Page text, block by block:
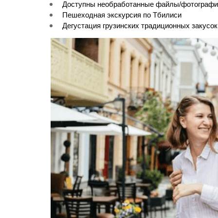
Доступны необработанные файлы/
Пешеходная экскурсия по Тбилиси
Дегустация грузинских традиционных закусок